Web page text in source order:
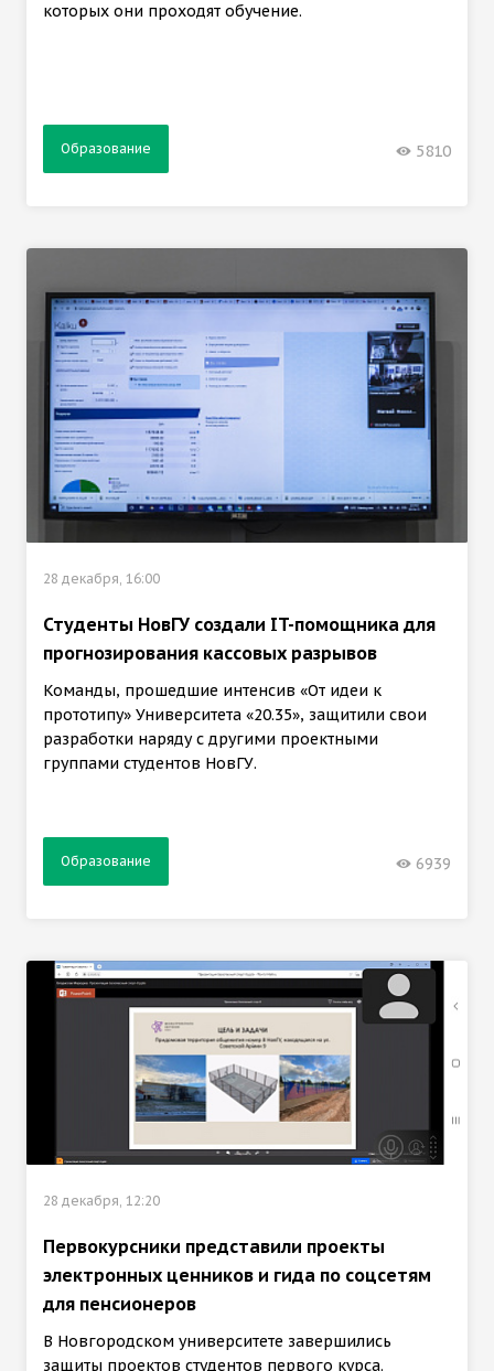
которых они проходят обучение.
Образование 5810
28 декабря, 16:00
Студенты НовГУ создали IT-помощника для
прогнозирования кассовых разрывов
Команды, прошедшие интенсив «От идеи к
прототипу» Университета «20.35», защитили свои
разработки наряду с другими проектными
группами студентов НовГУ.
Образование 6939
28 декабря, 12:20
Первокурсники представили проекты
электронных ценников и гида по соцсетям
для пенсионеров
В Новгородском университете завершились
защиты проектов студентов первого курса.